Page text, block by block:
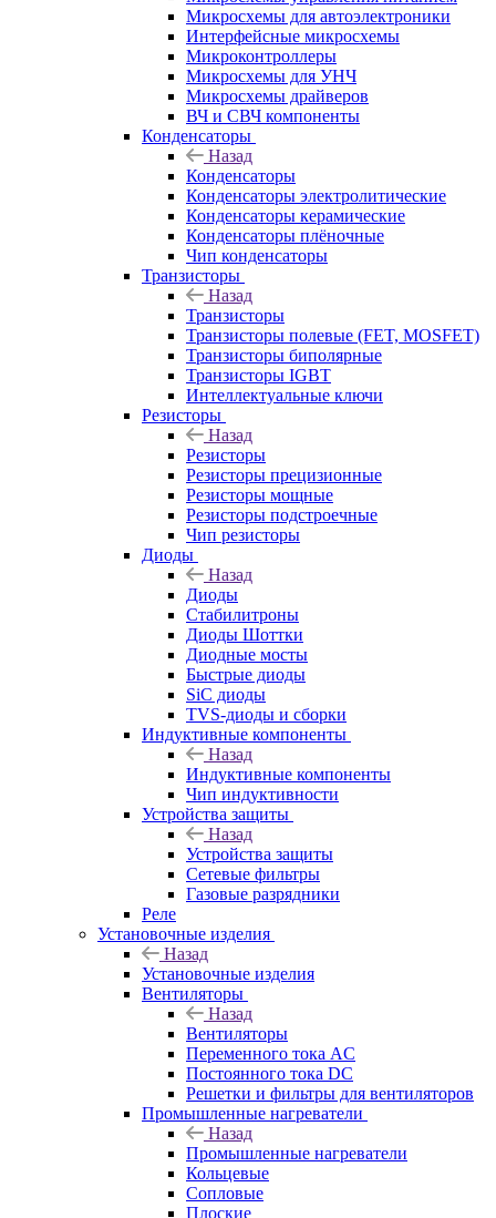
Микросхемы для автоэлектроники
Интерфейсные микросхемы
Микроконтроллеры
Микросхемы для УНЧ
Микросхемы драйверов
ВЧ и СВЧ компоненты
Конденсаторы
Назад
Конденсаторы
Конденсаторы электролитические
Конденсаторы керамические
Конденсаторы плёночные
Чип конденсаторы
Транзисторы
Назад
Транзисторы
Транзисторы полевые (FET, MOSFET)
Транзисторы биполярные
Транзисторы IGBT
Интеллектуальные ключи
Резисторы
Назад
Резисторы
Резисторы прецизионные
Резисторы мощные
Резисторы подстроечные
Чип резисторы
Диоды
Назад
Диоды
Стабилитроны
Диоды Шоттки
Диодные мосты
Быстрые диоды
SiC диоды
TVS-диоды и сборки
Индуктивные компоненты
Назад
Индуктивные компоненты
Чип индуктивности
Устройства защиты
Назад
Устройства защиты
Сетевые фильтры
Газовые разрядники
Реле
Установочные изделия
Назад
Установочные изделия
Вентиляторы
Назад
Вентиляторы
Переменного тока AC
Постоянного тока DC
Решетки и фильтры для вентиляторов
Промышленные нагреватели
Назад
Промышленные нагреватели
Кольцевые
Сопловые
Плоские